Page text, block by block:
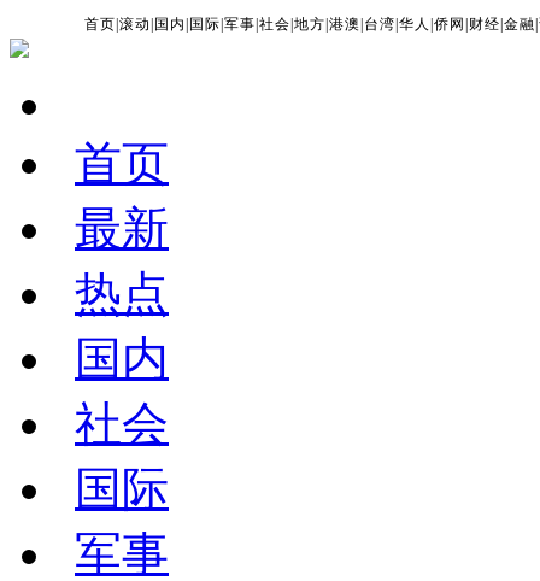
首页 |滚动 国内 国际 |军事 |社会 |地方 |港澳 台湾 |华人 |侨网 财经 |金融 |
首页
最新
热点
国内
社会
国际
军事